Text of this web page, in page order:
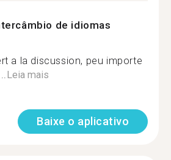
de idiomas
a la discussion, peu importe
Leia mais
Baixe o aplicativo